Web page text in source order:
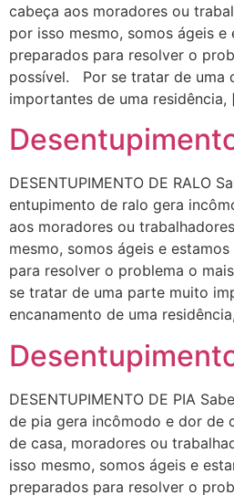
cabeça aos moradores ou
por isso mesmo, somos ágeis e
preparados para resolver o
possível. Por se tratar de uma
importantes de uma residência,
DESENTUPIMENTO DE RALO
entupimento de ralo gera
aos moradores ou
mesmo, somos ágeis e
para resolver o problema o
se tratar de uma parte muito
encanamento de uma
DESENTUPIMENTO DE PIA
de pia gera incômodo e dor de
de casa, moradores ou
isso mesmo, somos ágeis e
preparados para resolver o